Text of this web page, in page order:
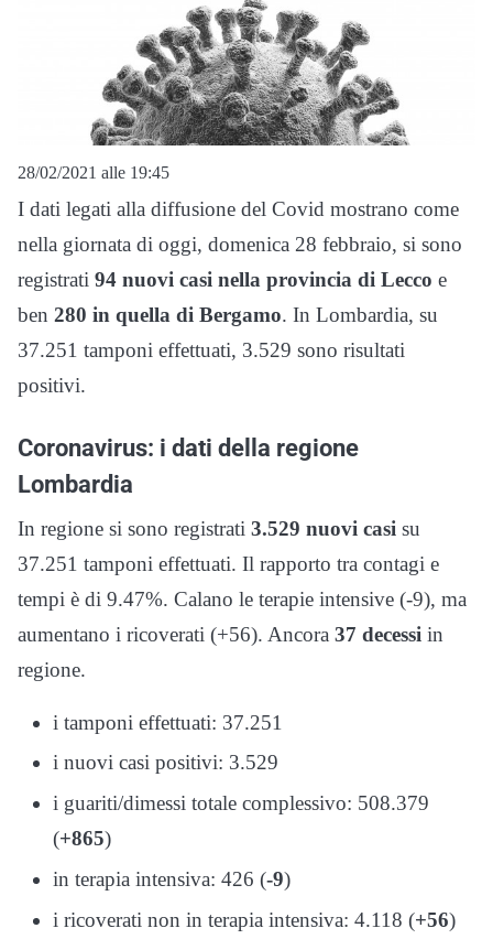
28/02/2021 alle 19:45
I dati legati alla diffusione del Covid mostrano come
nella giornata di oggi, domenica 28 febbraio, si sono
registrati 94 nuovi casi nella provincia di Lecco e
ben 280 in quella di Bergamo. In Lombardia, su
37.251 tamponi effettuati, 3.529 sono risultati
positivi.
Coronavirus: i dati della regione
Lombardia
In regione si sono registrati 3.529 nuovi casi su
37.251 tamponi effettuati. Il rapporto tra contagi e
tempi è di 9.47%. Calano le terapie intensive (-9), ma
aumentano i ricoverati (+56). Ancora 37 decessi in
regione.
i tamponi effettuati: 37.251
i nuovi casi positivi: 3.529
i guariti/dimessi totale complessivo: 508.379
(+865)
in terapia intensiva: 426 (-9)
i ricoverati non in terapia intensiva: 4.118 (+56)